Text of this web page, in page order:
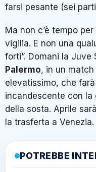
farsi pesante (sei
Ma non c’è tempo
vigilia. E non una
forti”. Domani la
Palermo, in un
elevatissimo, che
incandescente con la
della sosta. Aprile
la trasferta a Venezia.
POTREBBE